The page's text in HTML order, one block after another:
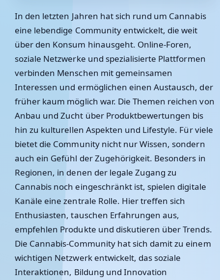
In den letzten Jahren hat sich rund um Cannabis
eine lebendige Community entwickelt, die weit
über den Konsum hinausgeht. Online-Foren,
soziale Netzwerke und spezialisierte Plattformen
verbinden Menschen mit gemeinsamen
Interessen und ermöglichen einen Austausch, der
früher kaum möglich war. Die Themen reichen von
Anbau und Zucht über Produktbewertungen bis
hin zu kulturellen Aspekten und Lifestyle. Für viele
bietet die Community nicht nur Wissen, sondern
auch ein Gefühl der Zugehörigkeit. Besonders in
Regionen, in denen der legale Zugang zu
Cannabis noch eingeschränkt ist, spielen digitale
Kanäle eine zentrale Rolle. Hier treffen sich
Enthusiasten, tauschen Erfahrungen aus,
empfehlen Produkte und diskutieren über Trends.
Die Cannabis-Community hat sich damit zu einem
wichtigen Netzwerk entwickelt, das soziale
Interaktionen, Bildung und Innovation